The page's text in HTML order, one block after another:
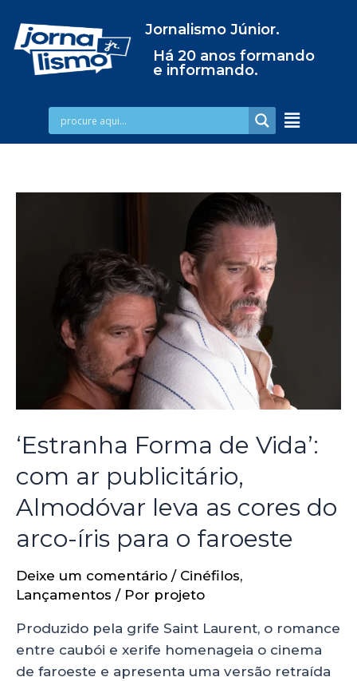
Jornalismo Júnior.
Há 20 anos formando
e informando.
‘Estranha Forma de Vida’:
com ar publicitário,
Almodóvar leva as cores do
arco-íris para o faroeste
Deixe um comentário / Cinéfilos,
Lançamentos / Por projeto
Produzido pela grife Saint Laurent, o romance
entre caubói e xerife homenageia o cinema
de faroeste e apresenta uma versão retraída